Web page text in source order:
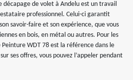
décapage de volet à Andelu est un travail
professionnel. Celui-ci garantit
savoir-faire et son expérience, que vous
en bois, en métal ou autres. Pour les
WDT 78 est la référence dans le
ses offres, vous pouvez l’appeler pendant